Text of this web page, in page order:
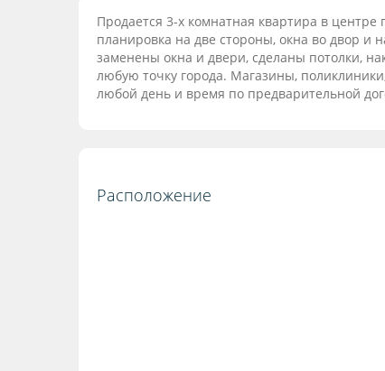
Продается 3-х комнатная квартира в
планировка на две стороны, окна во двор и
заменены окна и двери, сделаны потолки,
любую точку города. Магазины,
любой день и время по предварительной
Расположение